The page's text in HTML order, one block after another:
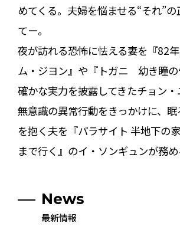
めてくる。夫婦を悩ませる“それ”
てー。
夜が訪れる恐怖に怯える妻を『82
ム・ジヨン』や『トガニ 幼き瞳の
確かな実力を披露してきたチョン・
無意識の異常行動をきっかけに、
を抱く夫を『パラサイト 半地下の
まで行く』のイ・ソンギュンが務め
News
最新情報